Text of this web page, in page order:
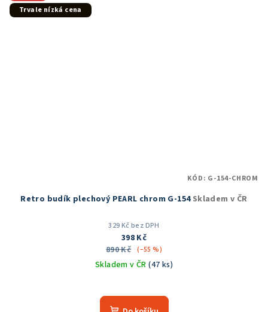
Trvale nízká cena
Retro budík plechový PEARL chrom G-154Skladem v ČR
329 Kč bez DPH
398 Kč
890 Kč (–55 %)
Skladem v ČR(47 ks)
hodnocení
produktu
KÓD: G-154-CHROM